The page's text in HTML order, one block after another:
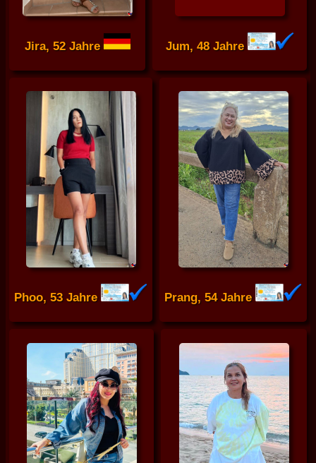
Jira, 52 Jahre Jum, 48 Jahre
Phoo, 53 Jahre Prang, 54 Jahre